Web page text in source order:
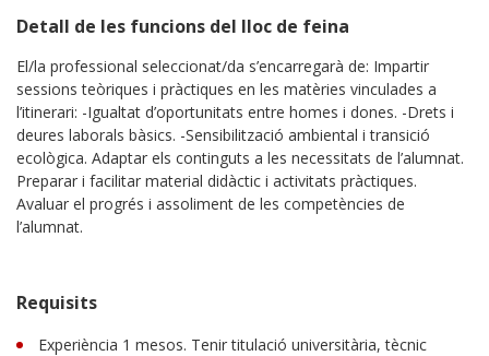
Detall de les funcions del lloc de feina
El/la professional seleccionat/da s’encarregarà de: Impartir
sessions teòriques i pràctiques en les matèries vinculades a
l’itinerari: -Igualtat d’oportunitats entre homes i dones. -Drets i
deures laborals bàsics. -Sensibilització ambiental i transició
ecològica. Adaptar els continguts a les necessitats de l’alumnat.
Preparar i facilitar material didàctic i activitats pràctiques.
Avaluar el progrés i assoliment de les competències de
l’alumnat.
Requisits
Experiència 1 mesos. Tenir titulació universitària, tècnic